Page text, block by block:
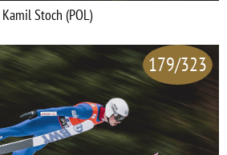
Kamil Stoch (POL)
179/323